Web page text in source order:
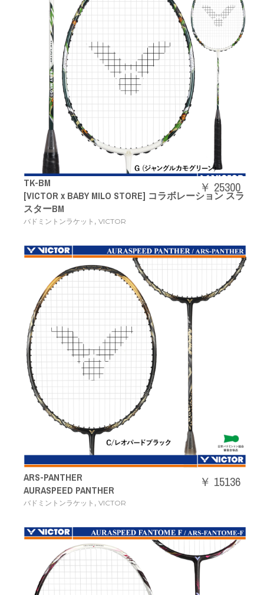
TK-BM
[VICTOR x BABY MILO STORE] コラボレーション スラ
スターBM
バドミントンラケット , VICTOR
￥ 25300
ARS-PANTHER
AURASPEED PANTHER
バドミントンラケット , VICTOR
￥ 15136